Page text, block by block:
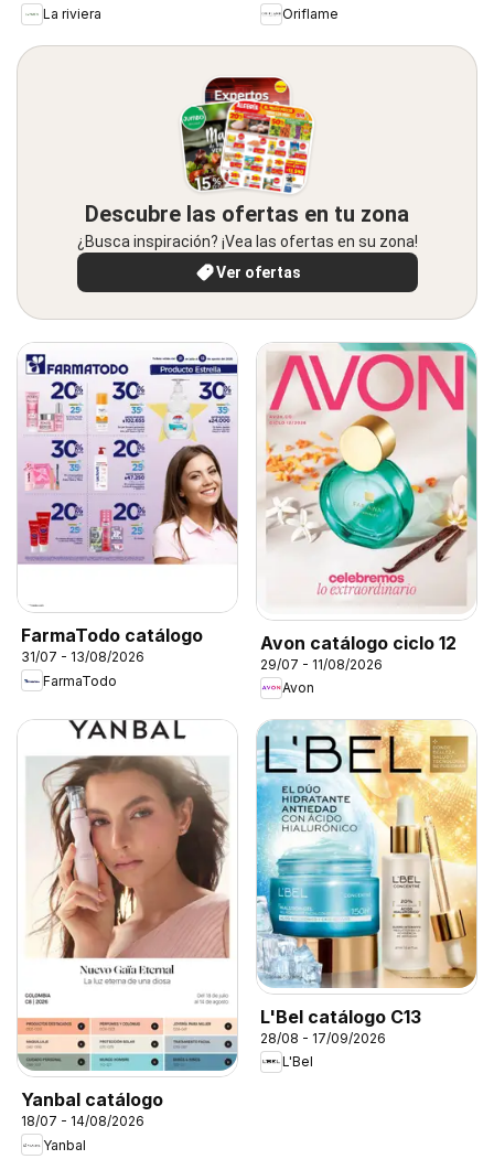
La riviera
Oriflame
Descubre las ofertas en tu zona
¿Busca inspiración? ¡Vea las ofertas en su zona!
Ver ofertas
FarmaTodo catálogo
31/07 - 13/08/2026
FarmaTodo
Avon catálogo ciclo 12
29/07 - 11/08/2026
Avon
Yanbal catálogo
18/07 - 14/08/2026
Yanbal
L'Bel catálogo C13
28/08 - 17/09/2026
L'Bel